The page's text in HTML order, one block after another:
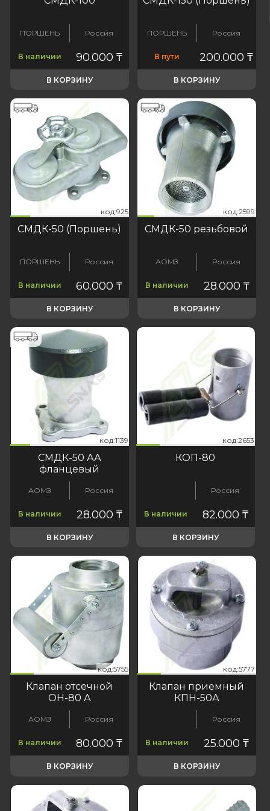
ПОРШЕНЬ Россия
В наличии 90.000₸
В КОРЗИНУ
ПОРШЕНЬ Россия
В пути 200.000₸
В КОРЗИНУ
код:925 код:925
СМДК-50 (Поршень)
ПОРШЕНЬ Россия
В наличии 60.000₸
В КОРЗИНУ
код:2599 код:2599
СМДК-50 резьбовой
АОМЗ Россия
В наличии 28.000 ₸
В КОРЗИНУ
код:1139 код:1139
СМДК-50 АА
фланцевый
АОМЗ Россия
В наличии 28.000 ₸
В КОРЗИНУ
код:2653 код:2653
КОП-80
Россия
В наличии 82.000 ₸
В КОРЗИНУ
код:5755 код:5755
Клапан отсечной
ОН-80 А
АОМЗ Россия
В наличии 80.000₸
В КОРЗИНУ
код:5777 код:5777
Клапан приемный
КПН-50А
Россия
В наличии 25.000₸
В КОРЗИНУ